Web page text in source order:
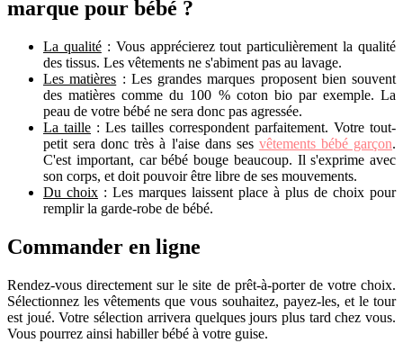
marque pour bébé ?
La qualité: Vous apprécierez tout particulièrement la qualité
des tissus. Les vêtements ne s'abiment pas au lavage.
Les matières : Les grandes marques proposent bien souvent
des matières comme du 100 % coton bio par exemple. La
peau de votre bébé ne sera donc pas agressée.
La taille : Les tailles correspondent parfaitement. Votre tout-
petit sera donc très à l'aise dans ses vêtements bébé garçon.
C'est important, car bébé bouge beaucoup. Il s'exprime avec
son corps, et doit pouvoir être libre de ses mouvements.
Du choix : Les marques laissent place à plus de choix pour
remplir la garde-robe de bébé.
Commander en ligne
Rendez-vous directement sur le site de prêt-à-porter de votre choix.
Sélectionnez les vêtements que vous souhaitez, payez-les, et le tour
est joué. Votre sélection arrivera quelques jours plus tard chez vous.
Vous pourrez ainsi habiller bébé à votre guise.